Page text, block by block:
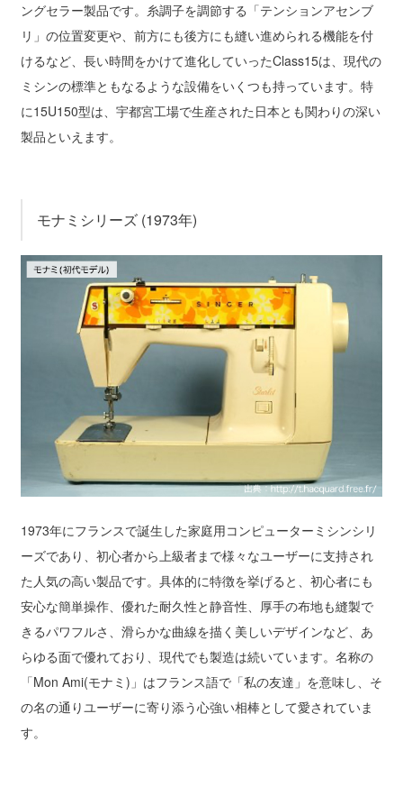
ングセラー製品です。糸調子を調節する「テンションアセンブ
リ」の位置変更や、前方にも後方にも縫い進められる機能を付
けるなど、長い時間をかけて進化していったClass15は、現代の
ミシンの標準ともなるような設備をいくつも持っています。特
に15U150型は、宇都宮工場で生産された日本とも関わりの深い
製品といえます。
モナミシリーズ (1973年)
1973年にフランスで誕生した家庭用コンピューターミシンシリ
ーズであり、初心者から上級者まで様々なユーザーに支持され
た人気の高い製品です。具体的に特徴を挙げると、初心者にも
安心な簡単操作、優れた耐久性と静音性、厚手の布地も縫製で
きるパワフルさ、滑らかな曲線を描く美しいデザインなど、あ
らゆる面で優れており、現代でも製造は続いています。名称の
「Mon Ami(モナミ)」はフランス語で「私の友達」を意味し、そ
の名の通りユーザーに寄り添う心強い相棒として愛されていま
す。